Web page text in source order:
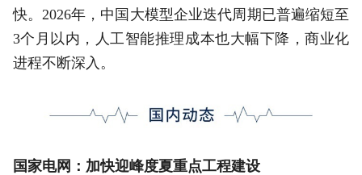
快。2026年，中国大模型企业迭代周期已普遍缩短至
3个月以内，人工智能推理成本也大幅下降，商业化
进程不断深入。
国家电网：加快迎峰度夏重点工程建设